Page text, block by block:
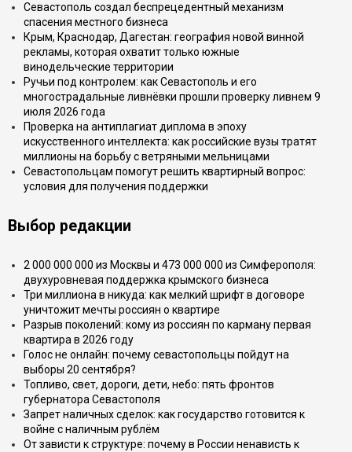
Севастополь создал беспрецедентный механизм
спасения местного бизнеса
Крым, Краснодар, Дагестан: география новой винной
рекламы, которая охватит только южные
винодельческие территории
Ручьи под контролем: как Севастополь и его
многострадальные ливнёвки прошли проверку ливнем 9
июля 2026 года
Проверка на антиплагиат диплома в эпоху
искусственного интеллекта: как российские вузы тратят
миллионы на борьбу с ветряными мельницами
Севастопольцам помогут решить квартирный вопрос:
условия для получения поддержки
Выбор редакции
2 000 000 000 из Москвы и 473 000 000 из Симферополя:
двухуровневая поддержка крымского бизнеса
Три миллиона в никуда: как мелкий шрифт в договоре
уничтожит мечты россиян о квартире
Разрыв поколений: кому из россиян по карману первая
квартира в 2026 году
Голос не онлайн: почему севастопольцы пойдут на
выборы 20 сентября?
Топливо, свет, дороги, дети, небо: пять фронтов
губернатора Севастополя
Запрет наличных сделок: как государство готовится к
войне с наличным рублём
От зависти к структуре: почему в России ненависть к